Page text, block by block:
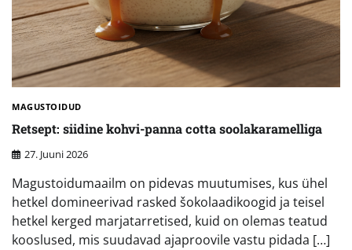
MAGUSTOIDUD
Retsept: siidine kohvi-panna cotta soolakaramelliga
27. Juuni 2026
Magustoidumaailm on pidevas muutumises, kus ühel
hetkel domineerivad rasked šokolaadikoogid ja teisel
hetkel kerged marjatarretised, kuid on olemas teatud
kooslused, mis suudavad ajaproovile vastu pidada […]